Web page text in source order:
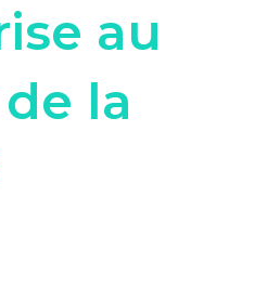
au
la